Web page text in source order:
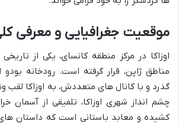
موقعیت جغرافیایی و معرفی
اوزاکا در مرکز منطقه کانسای، یکی از
مناطق ژاپن، قرار گرفته است. رودخانه
گذرد و با کانال های متعددش، به اوزاکا لقب
چشم انداز شهری اوزاکا، تلفیقی از
کشیده و معابد باستانی است که داستان